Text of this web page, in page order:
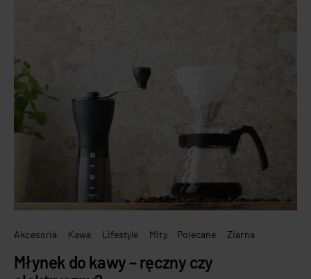
Akcesoria Kawa Lifestyle Mity Polecane Ziarna
Młynek do kawy – ręczny czy